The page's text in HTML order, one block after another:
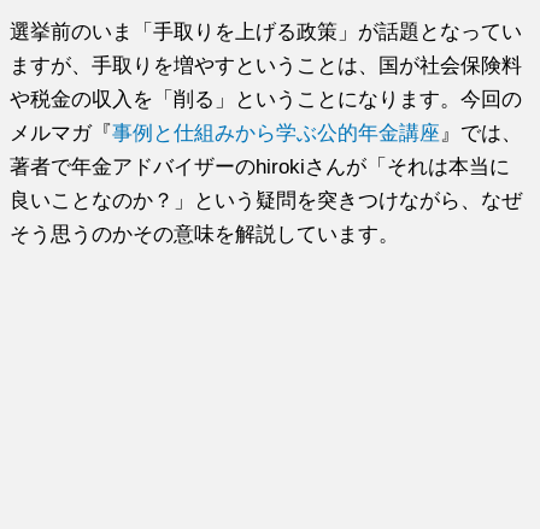
選挙前のいま「手取りを上げる政策」が話題となってい
ますが、手取りを増やすということは、国が社会保険料
や税金の収入を「削る」ということになります。今回の
メルマガ『事例と仕組みから学ぶ公的年金講座 』では、
著者で年金アドバイザーのhirokiさんが「それは本当に
良いことなのか？」という疑問を突きつけながら、なぜ
そう思うのかその意味を解説しています。